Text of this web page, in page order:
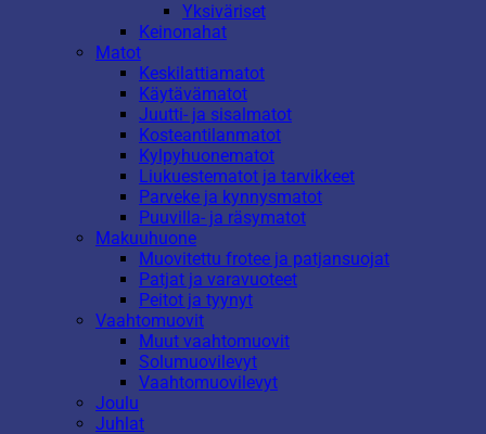
Yksiväriset
Keinonahat
Matot
Keskilattiamatot
Käytävämatot
Juutti- ja sisalmatot
Kosteantilanmatot
Kylpyhuonematot
Liukuestematot ja tarvikkeet
Parveke ja kynnysmatot
Puuvilla- ja räsymatot
Makuuhuone
Muovitettu frotee ja patjansuojat
Patjat ja varavuoteet
Peitot ja tyynyt
Vaahtomuovit
Muut vaahtomuovit
Solumuovilevyt
Vaahtomuovilevyt
Joulu
Juhlat